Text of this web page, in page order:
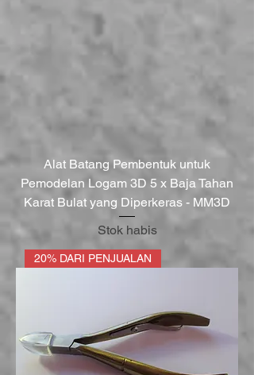
Alat Batang Pembentuk untuk
Pemodelan Logam 3D 5 x Baja Tahan
Karat Bulat yang Diperkeras - MM3D
Stok habis
20% DARI PENJUALAN